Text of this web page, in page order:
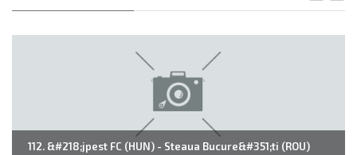
112. &#218;jpest FC (HUN) - Steaua Bucure&#351;ti (ROU)